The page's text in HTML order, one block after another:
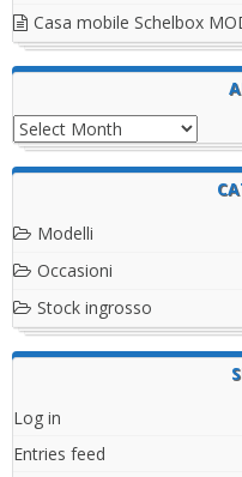
Casa mobile Schelbox
Archives
Modelli
Occasioni
Stock ingrosso
Log in
Entries feed